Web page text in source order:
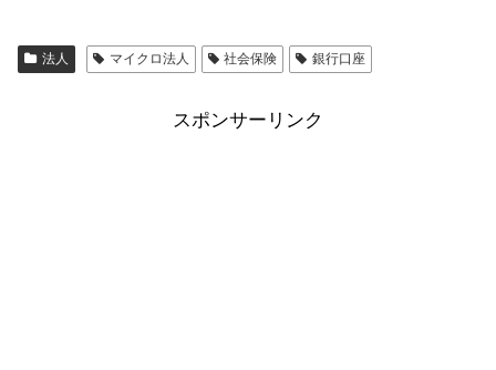
法人 マイクロ法人 社会保険 銀行口座
スポンサーリンク